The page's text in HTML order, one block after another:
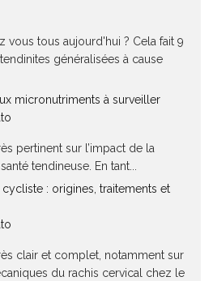
vous tous aujourd'hui ? Cela fait 9
généralisées à cause
micronutriments à surveiller
pertinent sur l’impact de la
tendineuse. En tant...
: origines, traitements et
clair et complet, notamment sur
du rachis cervical chez le